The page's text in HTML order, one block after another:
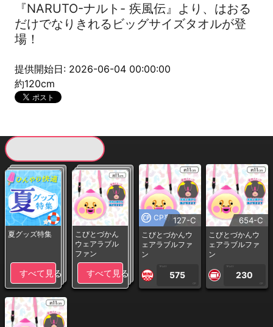
『NARUTO-ナルト- 疾風伝』より、はおる
だけでなりきれるビッグサイズタオルが登
場！
提供開始日: 2026-06-04 00:00:00
約120cm
夏グッズ特集
すべて見る
こびとづかん
ウェアラブル
ファン
すべて見る
CP専用127-C
こびとづかんウ
ェアラブルファ
ン
1PLAY
575
CP
654-C
こびとづかんウ
ェアラブルファ
ン
1PLAY
230
CP